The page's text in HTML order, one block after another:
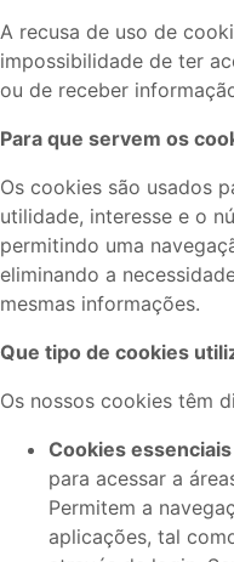
A recusa de uso de
impossibilidade de ter
ou de receber
Para que servem os
Os cookies são usados
utilidade, interesse e o
permitindo uma
eliminando a
mesmas informações.
Que tipo de cookies
Os nossos cookies têm
Cookies essenciais
para acessar a
Permitem a
aplicações, tal